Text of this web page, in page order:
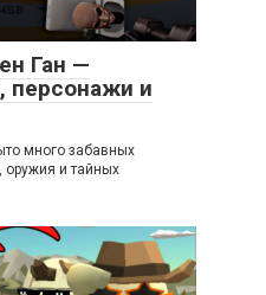
Ган —
персонажи и
много забавных
и тайных